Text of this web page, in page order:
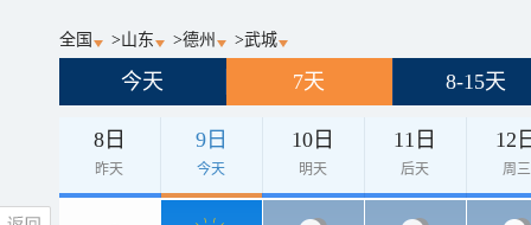
全国 >山东 >德州 >武城
今天 7天 8-15天
8日
昨天
9日
今天
10日
明天
11日
后天
12
周三